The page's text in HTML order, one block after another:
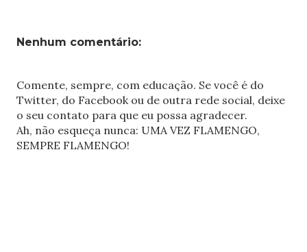
Nenhum comentário:
Comente, sempre, com educação. Se você é do
Twitter, do Facebook ou de outra rede social, deixe
o seu contato para que eu possa agradecer.
Ah, não esqueça nunca: UMA VEZ FLAMENGO,
SEMPRE FLAMENGO!